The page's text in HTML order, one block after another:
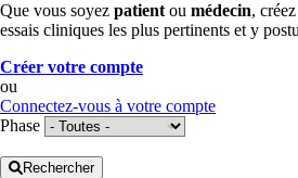
Que vous soyez patientou médecin,
essais cliniques les plus pertinents et y
Créer votre compte
ou
Connectez-vous à votre compte
Phase
Rechercher